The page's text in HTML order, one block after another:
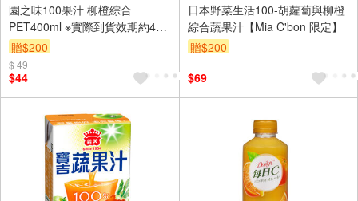
園之味100果汁 柳橙綜合
PET400ml ※實際到貨效期約4天
以上
贈$200
$ 49
$44
日本野菜生活100-胡蘿蔔與柳橙
綜合蔬果汁【Mia C'bon 限定】
贈$200
$69